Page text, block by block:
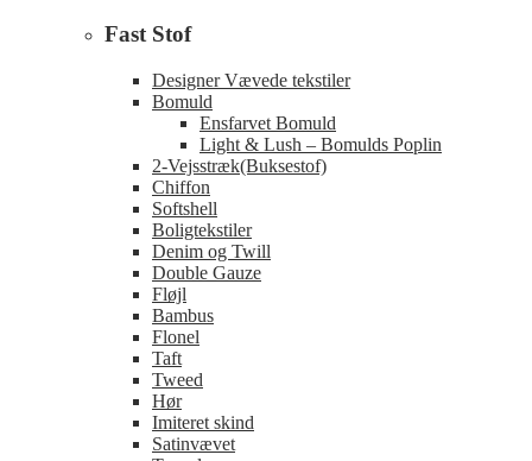
Fast Stof
Designer Vævede tekstiler
Bomuld
Ensfarvet Bomuld
Light & Lush – Bomulds Poplin
2-Vejsstræk(Buksestof)
Chiffon
Softshell
Boligtekstiler
Denim og Twill
Double Gauze
Fløjl
Bambus
Flonel
Taft
Tweed
Hør
Imiteret skind
Satinvævet